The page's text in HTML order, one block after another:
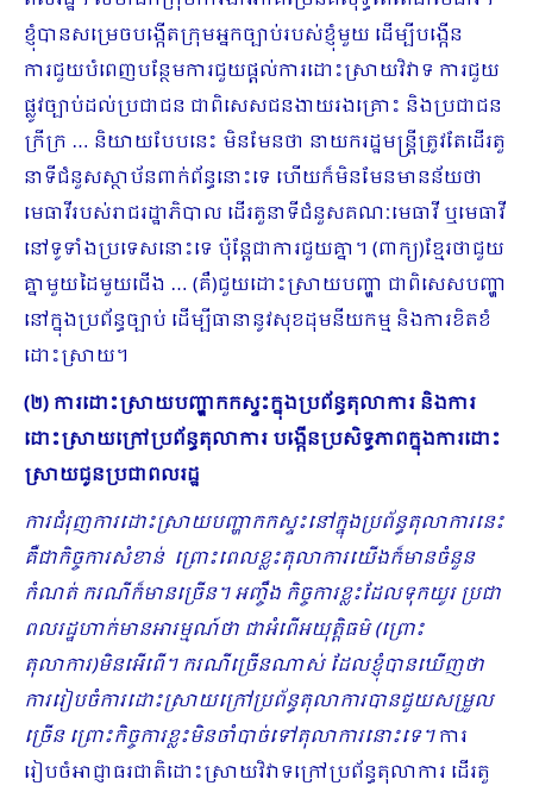
ខ្ញុំបានសម្រេចបង្កើតក្រុមអ្នកច្បាប់របស់ខ្ញុំមួយ ដើម្បីបង្កើន
ការជួយបំពេញបន្ថែមការជួយផ្ដល់ការដោះស្រាយវិវាទ ការជួយ
ផ្លូវច្បាប់ដល់ប្រជាជន ជាពិសេសជនងាយរងគ្រោះ និងប្រជាជន
ក្រីក្រ … និយាយបែបនេះ មិនមែនថា នាយករដ្ឋមន្រ្តីត្រូវតែដើរតួ
នាទីជំនួសស្ថាប័នពាក់ព័ន្ធនោះទេ ហើយក៏មិនមែនមានន័យថា
មេធាវីរបស់រាជរដ្ឋាភិបាល ដើរតួនាទីជំនួសគណៈមេធាវី ឬមេធាវី
នៅទូទាំងប្រទេសនោះទេ ប៉ុន្តែជាការជួយគ្នា។ (ពាក្យ)ខ្មែរថាជួយ
គ្នាមួយដៃមួយជើង … (គឺ)ជួយដោះស្រាយបញ្ហា ជាពិសេសបញ្ហា
នៅក្នុងប្រព័ន្ធច្បាប់ ដើម្បីធានានូវសុខដុមនីយកម្ម និងការខិតខំ
ដោះស្រាយ។
(២) ការដោះស្រាយបញ្ហាកកស្ទះក្នុងប្រព័ន្ធតុលាការ និងការ
ដោះស្រាយក្រៅប្រព័ន្ធតុលាការ បង្កើនប្រសិទ្ធភាពក្នុងការដោះ
ស្រាយជូនប្រជាពលរដ្ឋ
ការជំរុញការដោះស្រាយបញ្ហាកកស្ទះនៅក្នុងប្រព័ន្ធតុលាការនេះ
គឺជាកិច្ចការសំខាន់ ព្រោះពេលខ្លះតុលាការយើងក៏មានចំនួន
កំណត់ ករណីក៏មានច្រើន។ អញ្ចឹង កិច្ចការខ្លះដែលទុកយូរ ប្រជា
ពលរដ្ឋហាក់មានអារម្មណ៍ថា ជាអំពើអយុត្តិធម៌ (ព្រោះ
តុលាការ)មិនអើពើ។ ករណីច្រើនណាស់ ដែលខ្ញុំបានឃើញថា
ការរៀបចំការដោះស្រាយក្រៅប្រព័ន្ធតុលាការបានជួយសម្រួល
ច្រើន ព្រោះកិច្ចការខ្លះមិនចាំបាច់ទៅតុលាការនោះទេ។ការ
រៀបចំអាជ្ញាធរជាតិដោះស្រាយវិវាទក្រៅប្រព័ន្ធតុលាការ ដើរតួ